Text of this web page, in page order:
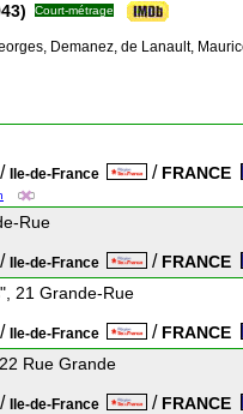
Court-métrage
Demanez, de Lanault,
/ Ile-de-France / FRANCE
Rue
/ Ile-de-France / FRANCE
21 Grande-Rue
/ Ile-de-France / FRANCE
Rue Grande
/ Ile-de-France / FRANCE